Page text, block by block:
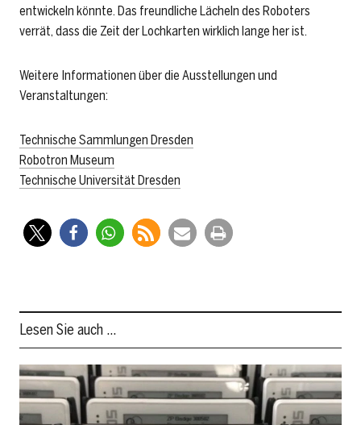
entwickeln könnte. Das freundliche Lächeln des Roboters
verrät, dass die Zeit der Lochkarten wirklich lange her ist.
Weitere Informationen über die Ausstellungen und
Veranstaltungen:
Technische Sammlungen Dresden
Robotron Museum
Technische Universität Dresden
Lesen Sie auch …